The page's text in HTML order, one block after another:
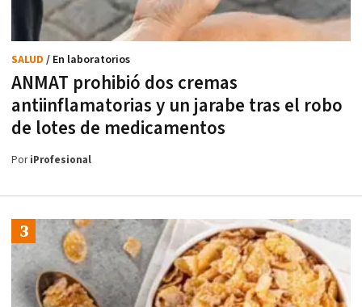
ANMAT prohibió dos cremas
antiinflamatorias y un jarabe tras el robo
de lotes de medicamentos
SALUD / En laboratorios
PoriProfesional